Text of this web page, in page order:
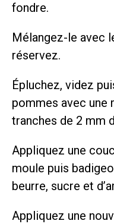
fondre.
Mélangez-le avec
réservez.
Épluchez, videz
pommes avec une
tranches de 2 mm
Appliquez une
moule puis
beurre, sucre et
Appliquez une